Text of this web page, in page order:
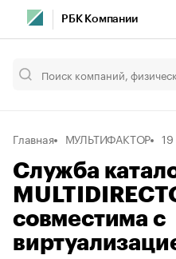
РБК Компании
Главная МУЛЬТИФАКТОР
Служба
совместима с